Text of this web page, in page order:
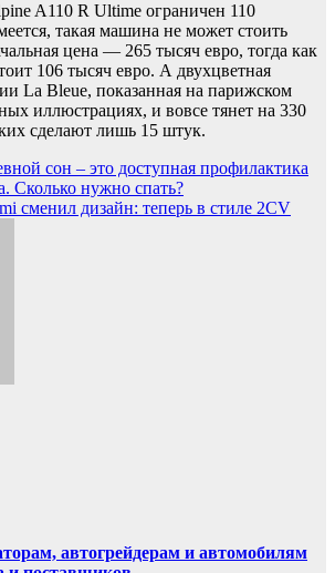
A110 R Ultime ограничен 110
такая машина не может стоить
цена — 265 тысяч евро, тогда как
106 тысяч евро. А двухцветная
La Bleue, показанная на парижском
иллюстрациях, и вовсе тянет на 330
сделают лишь 15 штук.
сон – это доступная профилактика
Сколько нужно спать?
сменил дизайн: теперь в стиле 2CV
автогрейдерам и автомобилям